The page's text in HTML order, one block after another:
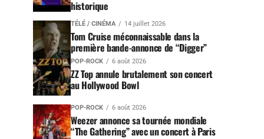
historique
TÉLÉ / CINÉMA 14 juillet 2026
Tom Cruise méconnaissable dans la
première bande-annonce de “Digger”
POP-ROCK 6 août 2026
ZZ Top annule brutalement son concert
au Hollywood Bowl
POP-ROCK 6 août 2026
Weezer annonce sa tournée mondiale
“The Gathering” avec un concert à Paris